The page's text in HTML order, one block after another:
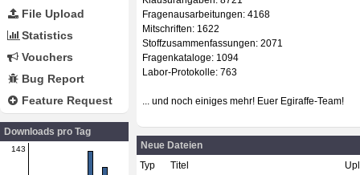
File Upload
Statistics
Vouchers
Bug Report
Feature Request
Downloads pro Tag
143
Fragenausarbeitungen: 4168
Mitschriften: 1622
Stoffzusammenfassungen: 2071
Fragenkataloge: 1094
Labor-Protokolle: 763
... und noch einiges mehr! Euer Egiraffe-Team!
Neue Dateien
Typ
Titel